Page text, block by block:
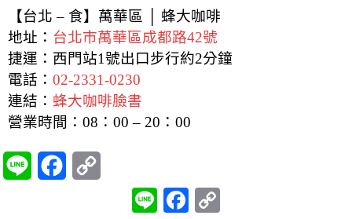
【台北 – 食】萬華區 │ 蜂大咖啡
地址： 台北市萬華區成都路42號
捷運：西門站1號出口步行約2分鐘
電話： 02-2331-0230
連結： 蜂大咖啡臉書
營業時間： 08：00 – 20：00
L
F